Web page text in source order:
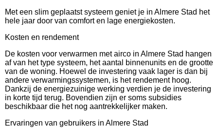
Met een slim geplaatst systeem geniet je in Almere Stad het
hele jaar door van comfort en lage energiekosten.
Kosten en rendement
De kosten voor verwarmen met airco in Almere Stad hangen
af van het type systeem, het aantal binnenunits en de grootte
van de woning. Hoewel de investering vaak lager is dan bij
andere verwarmingssystemen, is het rendement hoog.
Dankzij de energiezuinige werking verdien je de investering
in korte tijd terug. Bovendien zijn er soms subsidies
beschikbaar die het nog aantrekkelijker maken.
Ervaringen van gebruikers in Almere Stad